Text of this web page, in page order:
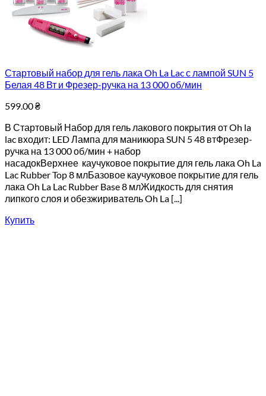
Стартовый набор для гель лака Oh La Lac с лампой SUN 5
Белая 48 Вт и Фрезер-ручка на 13 000 об/мин
599.00₴
В Стартовый Набор для гель лакового покрытия от Oh la
lac входит: LED Лампа для маникюра SUN 5 48 втФрезер-
ручка на 13 000 об/мин + набор
насадокВерхнее каучуковое покрытие для гель лака Oh La
Lac Rubber Top 8 млБазовое каучуковое покрытие для гель
лака Oh La Lac Rubber Base 8 млЖидкость для снятия
липкого слоя и обезжириватель Oh La [...]
Купить